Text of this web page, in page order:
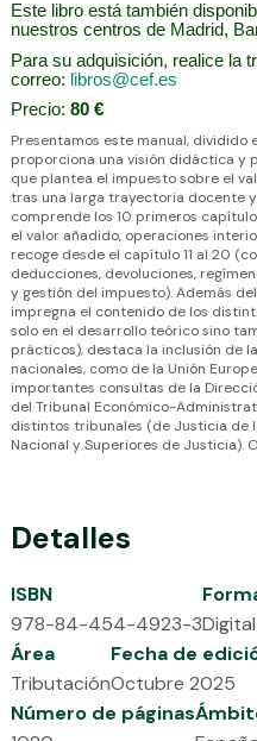
Este libro está también
nuestros centros de Madrid,
Para su adquisición, realice la
correo: libros@cef.es
Precio: 80 €
Presentamos este manual, dividido
proporciona una visión didáctica y
que plantea el impuesto sobre el
tras una larga trayectoria docente
comprende los 10 primeros
el valor añadido, operaciones
recoge desde el capítulo 11 al 20
deducciones, devoluciones,
y gestión del impuesto). Además
impregna el contenido de los
solo en el desarrollo teórico sino
prácticos), destaca la inclusión de
nacionales, como de la Unión
importantes consultas de la
del Tribunal Económico-
distintos tribunales (de Justicia de
Nacional y Superiores de Justicia).
Detalles
ISBN
978-84-454-4923-3Digital
Área
Tributación
Fecha de
Octubre 2025
Número de páginas